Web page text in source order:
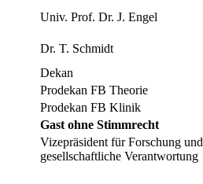
Univ. Prof. Dr. J. Engel
Dr. T. Schmidt
Dekan
Prodekan FB Theorie
Prodekan FB Klinik
Gast ohne Stimmrecht
Vizepräsident für Forschung und
gesellschaftliche Verantwortung